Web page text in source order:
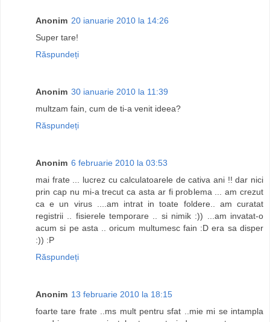
Anonim 20 ianuarie 2010 la 14:26
Super tare!
Răspundeți
Anonim 30 ianuarie 2010 la 11:39
multzam fain, cum de ti-a venit ideea?
Răspundeți
Anonim 6 februarie 2010 la 03:53
mai frate ... lucrez cu calculatoarele de cativa ani !! dar nici
prin cap nu mi-a trecut ca asta ar fi problema ... am crezut
ca e un virus ....am intrat in toate foldere.. am curatat
registrii .. fisierele temporare .. si nimik :)) ...am invatat-o
acum si pe asta .. oricum multumesc fain :D era sa disper
:)) :P
Răspundeți
Anonim 13 februarie 2010 la 18:15
foarte tare frate ..ms mult pentru sfat ..mie mi se intampla